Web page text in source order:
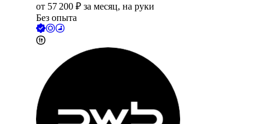
от 57 200 ₽ за месяц, на руки
Без опыта